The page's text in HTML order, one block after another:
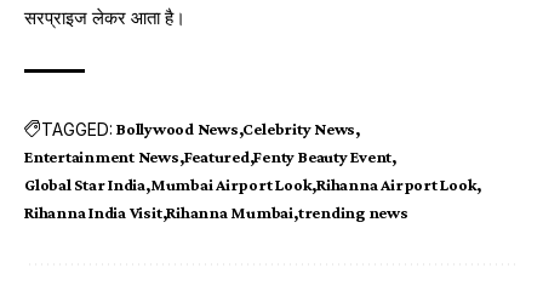
सरप्राइज लेकर आता है।
TAGGED: Bollywood News Celebrity News
Entertainment News Featured Fenty Beauty Event
Global Star India Mumbai Airport Look Rihanna Airport Look
Rihanna India Visit Rihanna Mumbai trending news